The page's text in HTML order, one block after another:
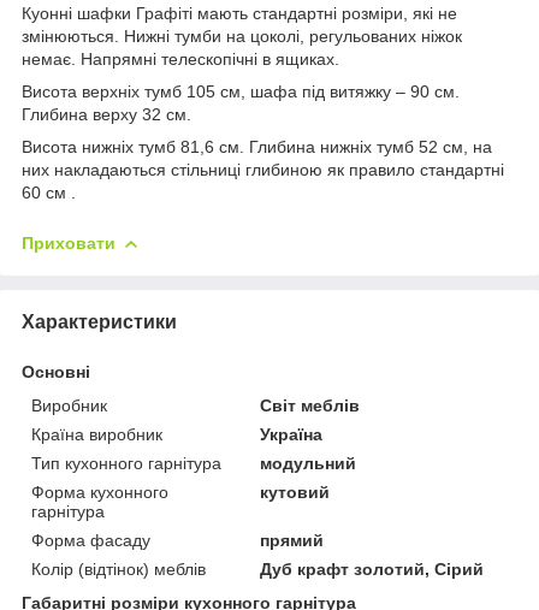
Куонні шафки Графіті мають стандартні розміри, які не
змінюються. Нижні тумби на цоколі, регульованих ніжок
немає. Напрямні телескопічні в ящиках.
Висота верхніх тумб 105 см, шафа під витяжку – 90 см.
Глибина верху 32 см.
Висота нижніх тумб 81,6 см. Глибина нижніх тумб 52 см, на
них накладаються стільниці глибиною як правило стандартні
60 см .
Приховати
Характеристики
Основні
Виробник
Світ меблів
Країна виробник
Україна
Тип кухонного гарнітура
модульний
Форма кухонного
гарнітура
кутовий
Форма фасаду
прямий
Колір (відтінок) меблів
Дуб крафт золотий, Сірий
Габаритні розміри кухонного гарнітура